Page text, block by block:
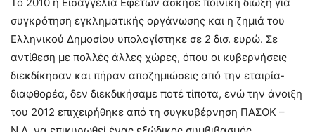
συγκρότηση εγκληματικής οργάνωσης και η ζημιά του
Ελληνικού Δημοσίου υπολογίστηκε σε 2 δισ. ευρώ. Σε
αντίθεση με πολλές άλλες χώρες, όπου οι κυβερνήσεις
διεκδίκησαν και πήραν αποζημιώσεις από την εταιρία-
διαφθορέα, δεν διεκδικήσαμε ποτέ τίποτα, ενώ την άνοιξη
του 2012 επιχειρήθηκε από τη συγκυβέρνηση ΠΑΣΟΚ –